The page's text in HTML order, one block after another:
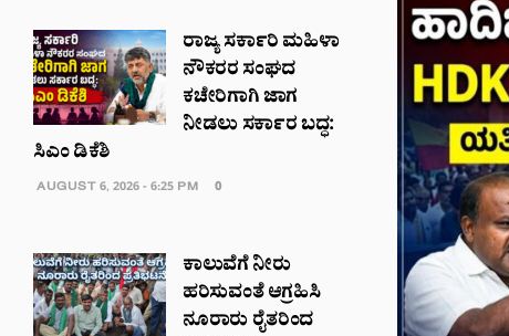
ರಾಜ್ಯ ಸರ್ಕಾರಿ ಮಹಿಳಾ
ನೌಕರರ ಸಂಘದ
ಕಚೇರಿಗಾಗಿ ಜಾಗ
ನೀಡಲು ಸರ್ಕಾರ ಬದ್ಧ:
ಸಿಎಂ ಡಿಕೆಶಿ
AUGUST 6, 2026 - 6:25 PM 0
ಕಾಲುವೆಗೆ ನೀರು
ಹರಿಸುವಂತೆ ಆಗ್ರಹಿಸಿ
ನೂರಾರು ರೈತರಿಂದ